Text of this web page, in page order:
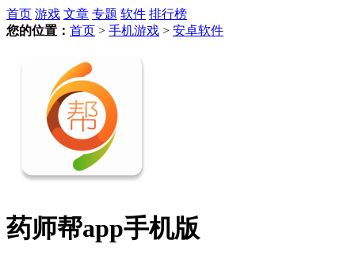
首页 游戏 文章 专题 软件 排行榜
您的位置： 首页 > 手机游戏 > 安卓软件
药师帮app手机版